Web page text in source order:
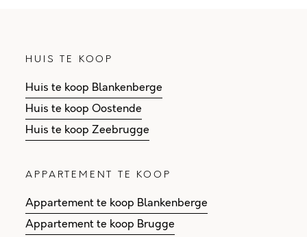
HUIS TE KOOP
Huis te koop Blankenberge
Huis te koop Oostende
Huis te koop Zeebrugge
APPARTEMENT TE KOOP
Appartement te koop Blankenberge
Appartement te koop Brugge